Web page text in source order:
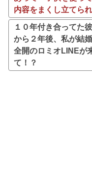
内容をまくし立てら
１０年付き合ってた
から２年後、私が結
全開のロミオLINEが
て！？